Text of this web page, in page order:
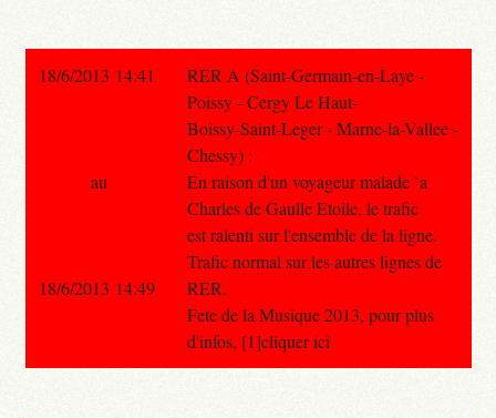
18/6/2013 14:41
RER A (Saint-Germain-en-Laye -
Poissy - Cergy Le Haut-
Boissy-Saint-Leger - Marne-la-Vallee -
Chessy) :
En raison d'un voyageur malade `a
Charles de Gaulle Etoile, le trafic
est ralenti sur l'ensemble de la ligne.
Trafic normal sur les autres lignes de
RER.
Fete de la Musique 2013, pour plus
d'infos, [1]cliquer ici
au
18/6/2013 14:49